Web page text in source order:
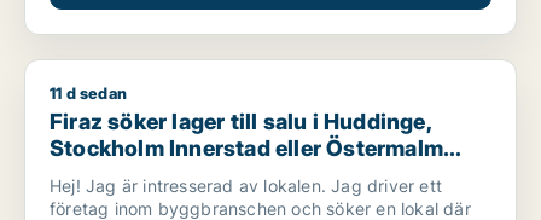
Firaz söker lager till salu i Huddinge, Stockholm Innerstad
11 d sedan
Firaz söker lager till salu i Huddinge,
Stockholm Innerstad eller Östermalm
m.fl.
Hej! Jag är intresserad av lokalen. Jag driver ett
företag inom byggbranschen och söker en lokal där